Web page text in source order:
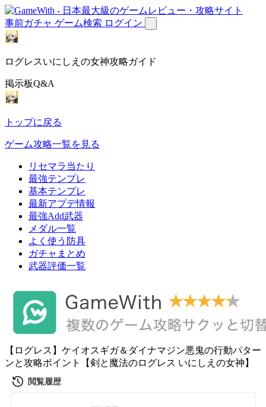
事前ガチャ ゲーム検索 ログイン
ログレスいにしえの女神攻略ガイド
掲示板Q&A
トップに戻る
ゲーム攻略一覧を見る
リセマラ当たり
最強テンプレ
基本テンプレ
最新アプデ情報
最強Add武器
メダル一覧
よく使う防具
ガチャまとめ
武器評価一覧
【ログレス】ケイオスギガ＆ダイナマジン悪鬼の行動パター
ンと攻略ポイント【剣と魔法のログレス いにしえの女神】